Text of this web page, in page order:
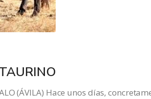
(ÁVILA) Hace unos días,